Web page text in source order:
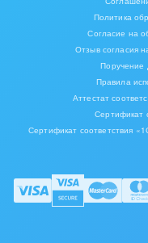
Политика
Согласие на
Отзыв согласия
Поручение
Правила
Аттестат
Сертификат
Сертификат соответствия